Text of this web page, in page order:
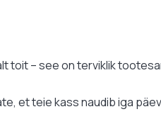
toit – see on terviklik
et teie kass naudib iga